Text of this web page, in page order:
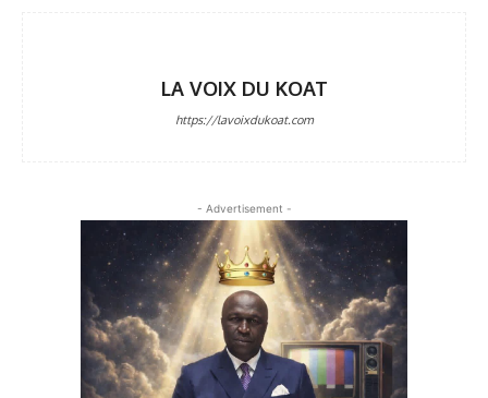
LA VOIX DU KOAT
https://lavoixdukoat.com
- Advertisement -